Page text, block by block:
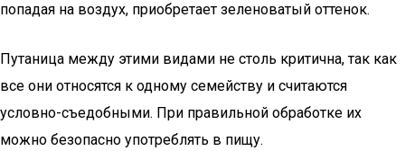
попадая на воздух, приобретает зеленоватый оттенок.
Путаница между этими видами не столь критична, так как
все они относятся к одному семейству и считаются
условно-съедобными. При правильной обработке их
можно безопасно употреблять в пищу.